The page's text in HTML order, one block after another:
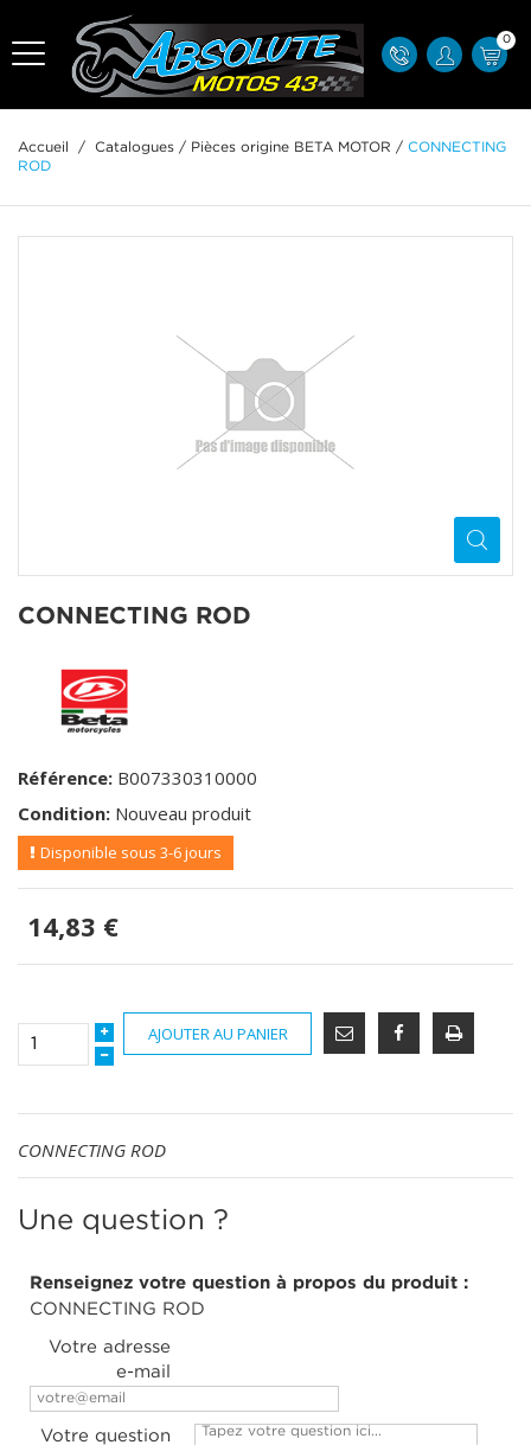
0
Accueil / Catalogues / Pièces origine BETA MOTOR / CONNECTING
ROD
CONNECTING ROD
Référence: B007330310000
Condition: Nouveau produit
Disponible sous 3-6 jours
14,83 €
AJOUTER AU PANIER
CONNECTING ROD
Une question ?
Renseignez votre question à propos du produit :
CONNECTING ROD
Votre adresse
e-mail
Votre question